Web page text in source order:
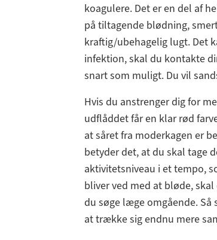
koagulere. Det er en del af
på tiltagende blødning,
kraftig/ubehagelig lugt. Det
infektion, skal du kontakte
snart som muligt. Du vil
Hvis du anstrenger dig for
udflåddet får en klar rød
at såret fra moderkagen er
betyder det, at du skal tage
aktivitetsniveau i et tempo,
bliver ved med at bløde,
du søge læge omgående.
at trække sig endnu mere